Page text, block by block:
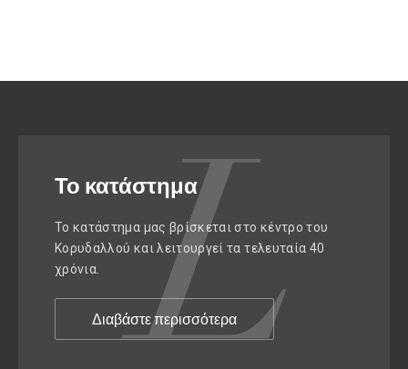
Το κατάστημα
Το κατάστημα μας βρίσκεται στο κέντρο του
Κορυδαλλού και λειτουργεί τα τελευταία 40
χρόνια.
Διαβάστε περισσότερα